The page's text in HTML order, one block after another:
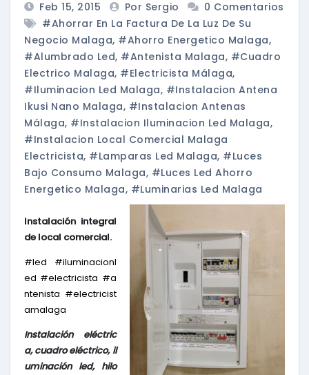
Feb 15, 2015 Por Sergio
0 Comentarios
#ahorrar En La Factura De La Luz De Su
Negocio Malaga, #ahorro Energetico Malaga,
#alumbrado Led, #antenista Malaga, #cuadro
Electrico Malaga, #electricista Málaga,
#iluminacion Led Malaga, #instalacion Antena
Ikusi Nano Malaga, #instalacion Antenas
Málaga, #instalacion Iluminacion Led Malaga,
#instalacion Local Comercial Malaga
Electricista, #lamparas Led Malaga, #luces
Bajo Consumo Malaga, #luces Led Ahorro
Energetico Malaga, #luminarias Led Malaga
Instalación integral
de local comercial.
#‎led‬ ‪#‎iluminacionl
ed‬ ‪#‎electricista‬ ‪#‎a
ntenista‬ ‪#‎electricist
amalaga
Instalación eléctric
a, cuadro eléctrico, il
uminación led, hilo